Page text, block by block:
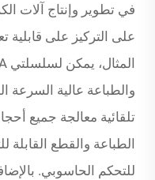
في تطوير وإنتاج آلات
على التركيز على قابلية
والطباعة عالية السرعة
تلقائية معالجة جميع
الطباعة والقطع القابلة
للتحكم الحاسوبي.